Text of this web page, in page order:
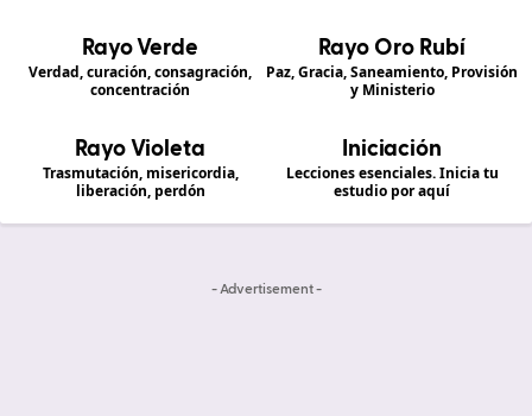
Rayo Verde
Verdad, curación, consagración,
concentración
Rayo Oro Rubí
Paz, Gracia, Saneamiento, Provisión
y Ministerio
Rayo Violeta
Trasmutación, misericordia,
liberación, perdón
Iniciación
Lecciones esenciales. Inicia tu
estudio por aquí
- Advertisement -